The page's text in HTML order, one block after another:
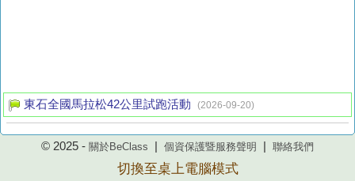
東石全國馬拉松42公里試跑活動 (2026-09-20)
© 2025 - 關於BeClass 個資保護暨服務聲明 聯絡我們
切換至桌上電腦模式